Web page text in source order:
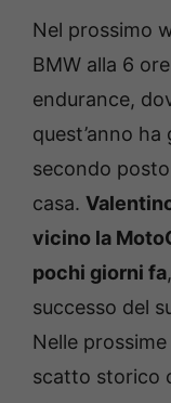
Nel prossimo
BMW alla 6
endurance,
quest’anno
secondo
casa.
vicino la
pochi giorni fa
successo del
Nelle
scatto storico